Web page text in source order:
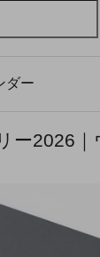
ダー
ー2026｜